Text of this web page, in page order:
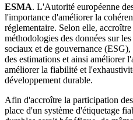
ESMA. L'Autorité européenne
l'importance d'améliorer la
réglementaire. Selon elle, accroître
méthodologies des données sur
sociaux et de gouvernance
des estimations et ainsi améliorer
améliorer la fiabilité et
développement durable.
Afin d'accroître la participation
place d'un système d'étiquetage